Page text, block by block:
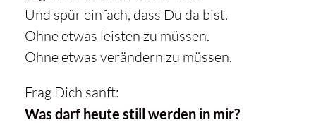
Und spür einfach, dass Du da bist.
Ohne etwas leisten zu müssen.
Ohne etwas verändern zu müssen.
Frag Dich sanft:
Was darf heute still werden in mir?